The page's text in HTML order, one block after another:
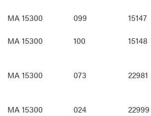
MA 15300
099 15147
MA 15300
100 15148
MA 15300
073 22981
MA 15300
024 22999